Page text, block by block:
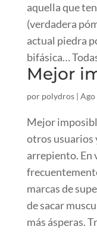
aquella que
(verdadera
actual piedra
bifásica…
Mejor
por polydros| Ago
Mejor
otros usuarios
arrepiento. En
marcas de
de sacar
más ásperas.